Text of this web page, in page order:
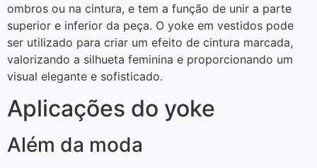
ombros ou na cintura, e tem a função de unir a parte
superior e inferior da peça. O yoke em vestidos pode
ser utilizado para criar um efeito de cintura marcada,
valorizando a silhueta feminina e proporcionando um
visual elegante e sofisticado.
Aplicações do yoke
Além da moda